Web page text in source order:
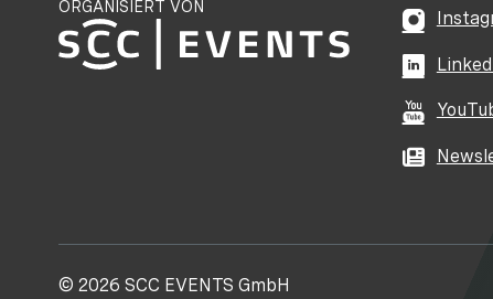
ORGANISIERT VON
© 2026 SCC EVENTS GmbH